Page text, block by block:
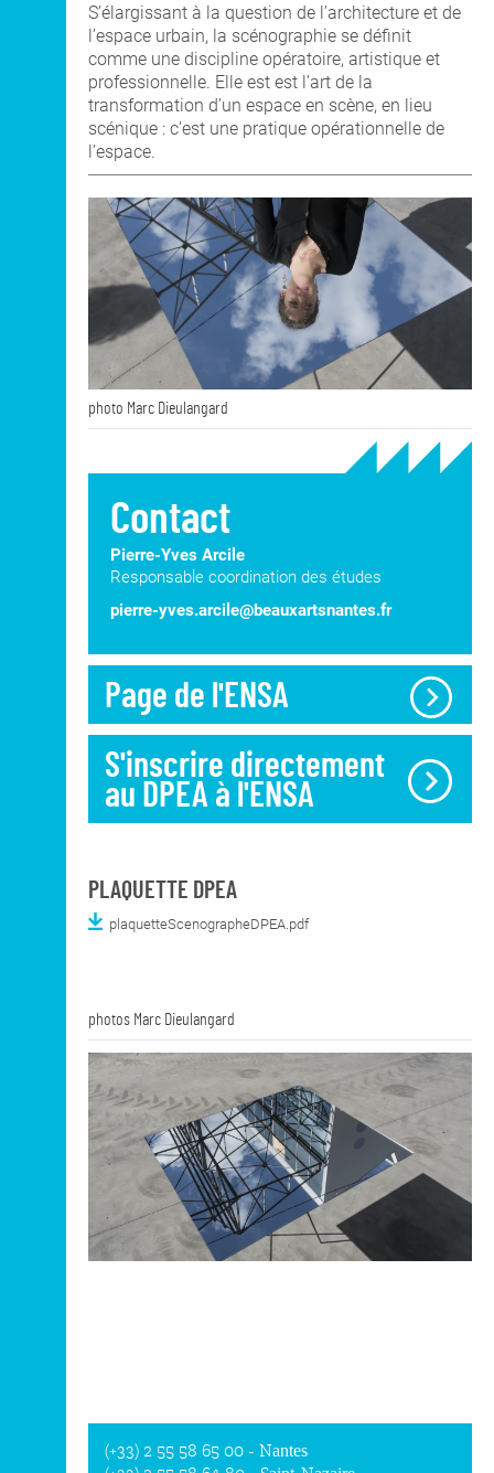
S’élargissant à la question de l’architecture et de
l’espace urbain, la scénographie se définit
comme une discipline opératoire, artistique et
professionnelle. Elle est est l’art de la
transformation d’un espace en scène, en lieu
scénique : c’est une pratique opérationnelle de
l’espace.
photo Marc Dieulangard
Contact
Pierre-Yves Arcile
Responsable coordination des études
pierre-yves.arcile@beauxartsnantes.fr
Page de l'ENSA
S'inscrire directement
au DPEA à l'ENSA
PLAQUETTE DPEA
plaquetteScenographeDPEA.pdf
photos Marc Dieulangard
(+33) 2 55 58 65 00 - Nantes